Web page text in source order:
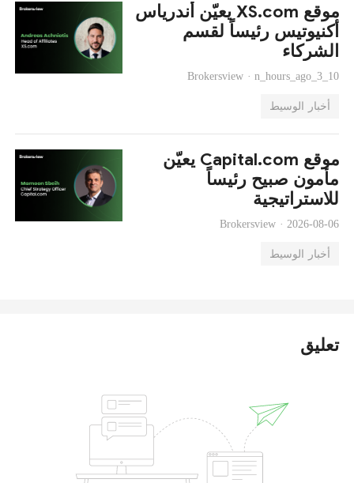
موقع XS.com يعيّن أندرياس
أكنيوتيس رئيساً لقسم
الشركاء
Brokersview · n_hours_ago_3_10
أخبار الوسيط
موقع Capital.com يعيّن
مأمون صبيح رئيساً
للاستراتيجية
Brokersview · 2026-08-06
أخبار الوسيط
تعليق